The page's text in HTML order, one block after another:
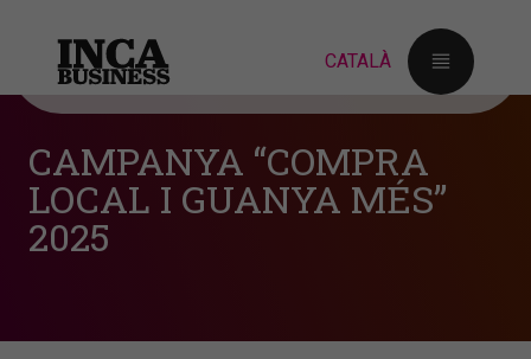
CAMPANYA “COMPRA
LOCAL I GUANYA MÉS”
2025
L’Ajuntament informa que ja està obert el
termini per participar a la campanya “Compra
local i guanya més” 2025, impulsada per
PIMECO amb la col·laboració dels